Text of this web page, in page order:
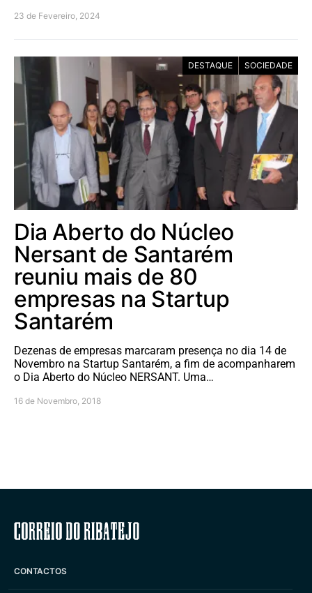
23 de Fevereiro, 2024
DESTAQUE SOCIEDADE
Dia Aberto do Núcleo
Nersant de Santarém
reuniu mais de 80
empresas na Startup
Santarém
Dezenas de empresas marcaram presença no dia 14 de
Novembro na Startup Santarém, a fim de acompanharem
o Dia Aberto do Núcleo NERSANT. Uma…
16 de Novembro, 2018
Correio do Ribatejo
CONTACTOS